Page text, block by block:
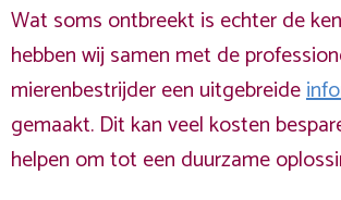
Wat soms ontbreekt is echter de
hebben wij samen met de
mierenbestrijder een uitgebreide
gemaakt. Dit kan veel kosten
helpen om tot een duurzame